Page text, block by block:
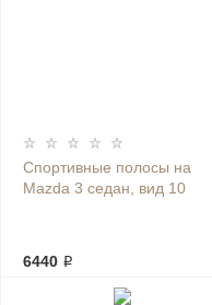
Спортивные полосы на
Mazda 3 седан, вид 10
6440 ₽